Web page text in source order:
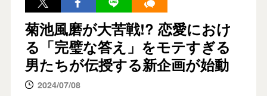
菊池風磨が大苦戦!? 恋愛におけ
る「完璧な答え」をモテすぎる
男たちが伝授する新企画が始動
2024/07/08